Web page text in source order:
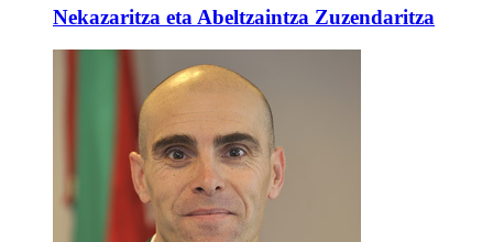
Nekazaritza eta Abeltzaintza Zuzendaritza